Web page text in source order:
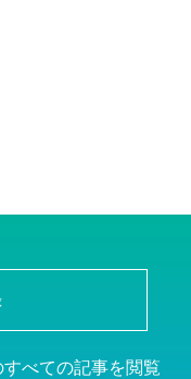
べての記事を閲覧